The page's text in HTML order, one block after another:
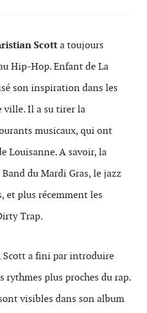
Scotta toujours
Hip-Hop. Enfant de La
son inspiration dans les
ville. Il a su tirer la
musicaux, qui ont
Louisanne. A savoir, la
du Mardi Gras, le jazz
et plus récemment les
Trap.
Scott a fini par introduire
rythmes plus proches du rap.
visibles dans son album